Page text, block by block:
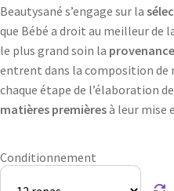
Beautysané s’engage sur la
que Bébé a droit au meilleur de
le plus grand soin la
entrent dans la composition de
chaque étape de l’élaboration
matières premièresà leur mise
Conditionnement